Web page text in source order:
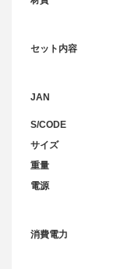
セット内容
JAN
S/CODE
サイズ
重量
電源
消費電力